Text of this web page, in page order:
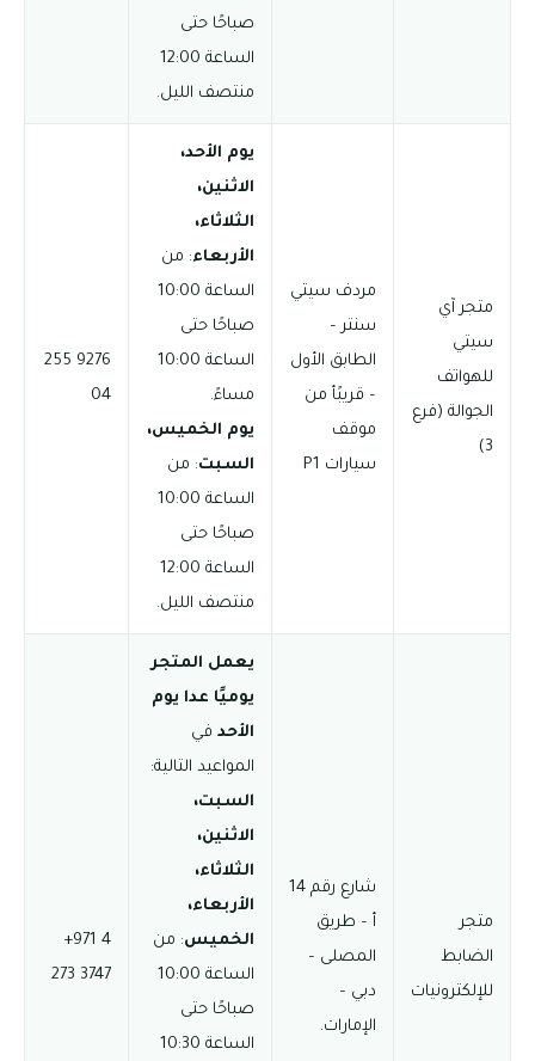
صباحًا حتى
الساعة 12:00
منتصف الليل.
متجر آي
سيتي
للهواتف
الجوالة (فرع
3)
مردف سيتي
سنتر –
الطابق الأول
– قريبًأ من
موقف
سيارات P1
يوم الأحد،
الاثنين،
الثلاثاء،
الأربعاء: من
الساعة 10:00
صباحًا حتى
الساعة 10:00
مساءً.
يوم الخميس،
السبت: من
الساعة 10:00
صباحًا حتى
الساعة 12:00
منتصف الليل.
9276 255
04
متجر
الضابط
للإلكترونيات
شارع رقم 14
أ – طريق
المصلى –
دبي –
الإمارات.
يعمل المتجر
يوميًا عدا يوم
الأحد في
المواعيد التالية:
السبت،
الاثنين،
الثلاثاء،
الأربعاء،
الخميس: من
الساعة 10:00
صباحًا حتى
الساعة 10:30
‪+971 4
273 3747